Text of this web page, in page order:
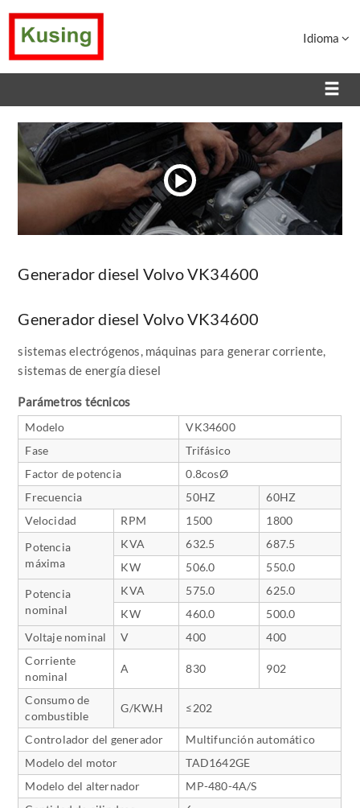
Idioma
Generador diesel Volvo VK34600
Generador diesel Volvo VK34600
sistemas electrógenos, máquinas para generar corriente,
sistemas de energía diesel
Parámetros técnicos
Modelo
VK34600
Fase
Trifásico
Factor de potencia
0.8cosØ
Frecuencia
50HZ
60HZ
Velocidad
RPM 1500
1800
Potencia
máxima
KVA 632.5
687.5
KW
506.0
550.0
Potencia
nominal
KVA 575.0
625.0
KW
460.0
500.0
Voltaje nominal
V 400
400
Corriente
nominal
A 830 902
Consumo de
combustible
G/KW.H ≤202
Controlador del generador
Multifunción automático
Modelo del motor
TAD1642GE
Modelo del alternador
MP-480-4A/S